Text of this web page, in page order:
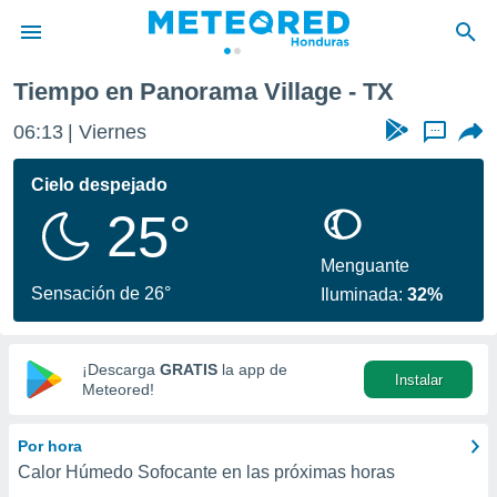
de
ha sido
calidad.
a este
las
y
digital
basada
Tiempo en Panorama Village - TX
06:14 Viernes ...
Cielo despejado
25°
Sensación de 26°
Menguante
Iluminada:32%
¡Descarga GRATIS la app de
Meteored!
Instalar
Por hora
Calor Húmedo Sofocante en las próximas horas